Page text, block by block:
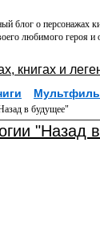
блог о персонажах
любимого героя и
книгах и
в будущее"
"Назад